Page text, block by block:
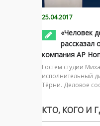
25.04.2017
«Человек
рассказал
компания AP
Гостем студии
исполнительный
Тёрни. Деловое
КТО, КОГО И